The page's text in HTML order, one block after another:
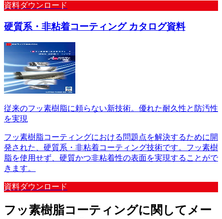
資料ダウンロード
硬質系・非粘着コーティング カタログ資料
従来のフッ素樹脂に頼らない新技術。優れた耐久性と防汚性
を実現
フッ素樹脂コーティングにおける問題点を解決するために開
発された、硬質系・非粘着コーティング技術です。フッ素樹
脂を使用せず、硬質かつ非粘着性の表面を実現することがで
きます。
資料ダウンロード
フッ素樹脂コーティングに関してメー